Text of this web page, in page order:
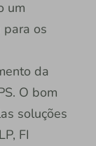
um
os
da
O bom
soluções
FI